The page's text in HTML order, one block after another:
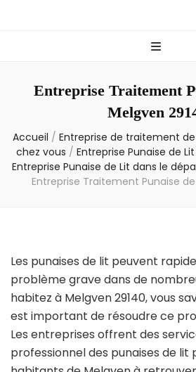
– Info
Entreprise Traitement
Melgven
Accueil / Entreprise de traitement
chez vous / Entreprise Punaise de
Entreprise Punaise de Lit dans le
Entreprise Traitement Punaise
Les punaises de lit peuvent
problème grave dans de
habitez à Melgven 29140, vous
est important de résoudre ce
Les entreprises offrent des
professionnel des punaises de lit